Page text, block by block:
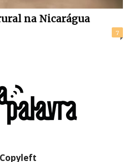
na Nicarágua
7
Copyleft